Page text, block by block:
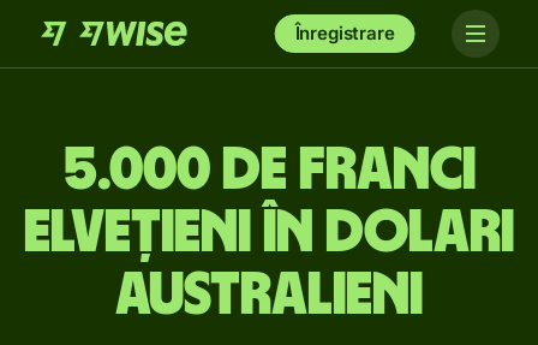
Înregistrare
5.000 de franci
elvețieni în dolari
australieni